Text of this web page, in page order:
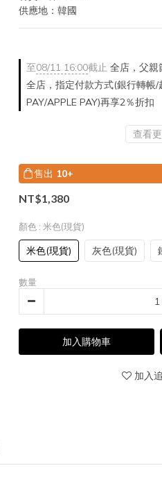
供應地：韓國
至08/11 16:00截止 全店，父親
全店，指定付款方式(銀行轉帳/
PAY/APPLE PAY)再享2％折扣
查看
售出 10+
NT$1,380
顏色 : 米色(現貨)
米色(現貨) 灰色(現貨)
數量
加入購物車
加入